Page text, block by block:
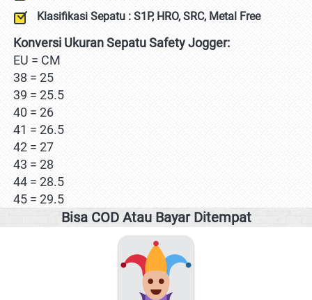
Klasifikasi Sepatu : S1P, HRO, SRC, Metal Free
Konversi Ukuran Sepatu Safety Jogger:
EU = CM
38 = 25
39 = 25.5
40 = 26
41 = 26.5
42 = 27
43 = 28
44 = 28.5
45 = 29.5
Bisa COD Atau Bayar Ditempat